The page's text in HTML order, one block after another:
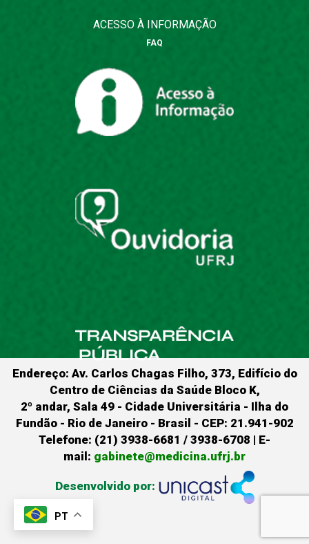
PT
ACESSO À INFORMAÇÃO
FAQ
Endereço: Av. Carlos Chagas Filho, 373, Edifício do
Centro de Ciências da Saúde Bloco K,
2º andar, Sala 49 - Cidade Universitária - Ilha do
Fundão - Rio de Janeiro - Brasil - CEP: 21.941-902
Telefone: (21) 3938-6681 / 3938-6708 | E-
mail: gabinete@medicina.ufrj.br
Desenvolvido por: